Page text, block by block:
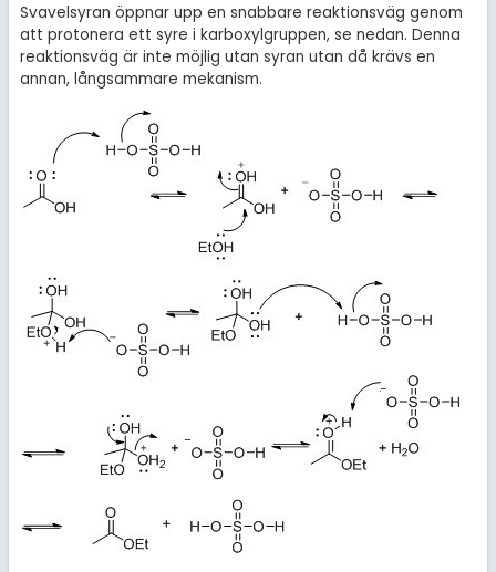
Svavelsyran öppnar upp en snabbare reaktionsväg genom
att protonera ett syre i karboxylgruppen, se nedan. Denna
reaktionsväg är inte möjlig utan syran utan då krävs en
annan, långsammare mekanism.